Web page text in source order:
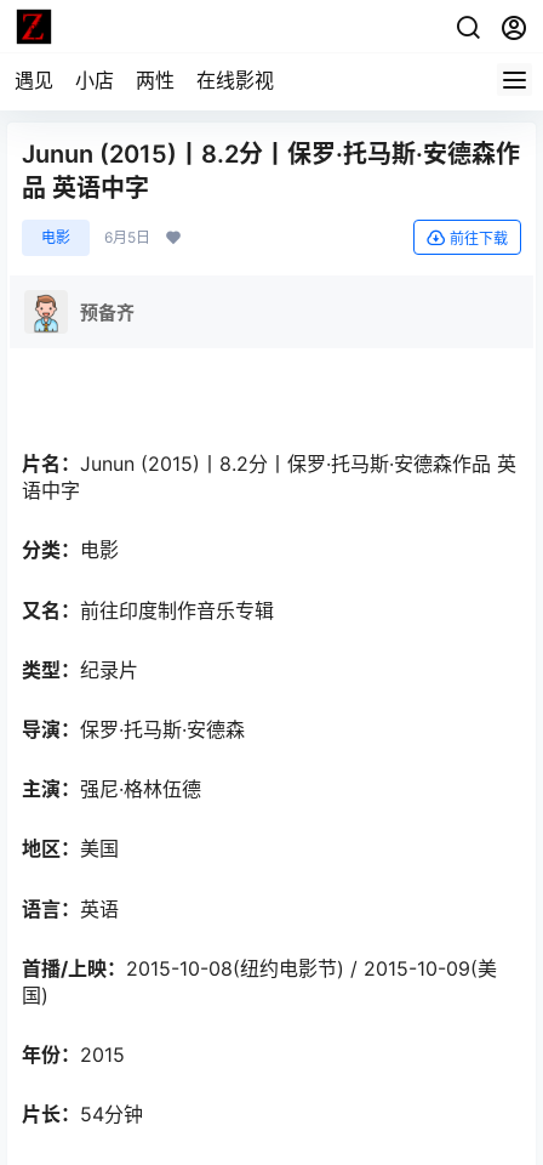
遇见 小店 两性 在线影视
Junun (2015)丨8.2分丨保罗·托马斯·安德森作
品 英语中字
电影 6月5日 前往下载
预备齐
片名： Junun (2015)丨8.2分丨保罗·托马斯·安德森作品 英
语中字
分类： 电影
又名： 前往印度制作音乐专辑
类型： 纪录片
导演： 保罗·托马斯·安德森
主演： 强尼·格林伍德
地区： 美国
语言： 英语
首播/上映： 2015-10-08(纽约电影节) / 2015-10-09(美
国)
年份： 2015
片长： 54分钟